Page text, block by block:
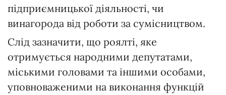
підприємницької діяльності, чи
винагорода від роботи за сумісництвом.
Слід зазначити, що роялті, яке
отримується народними депутатами,
міськими головами та іншими особами,
уповноваженими на виконання функцій